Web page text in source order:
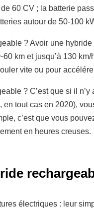
60 CV ; la batterie
autour de 50-100
? Avoir une
km et jusqu’à 130
vite ou pour
? C’est que si il
tout cas en 2020),
c’est que vous
en heures creuses.
électriques : leur